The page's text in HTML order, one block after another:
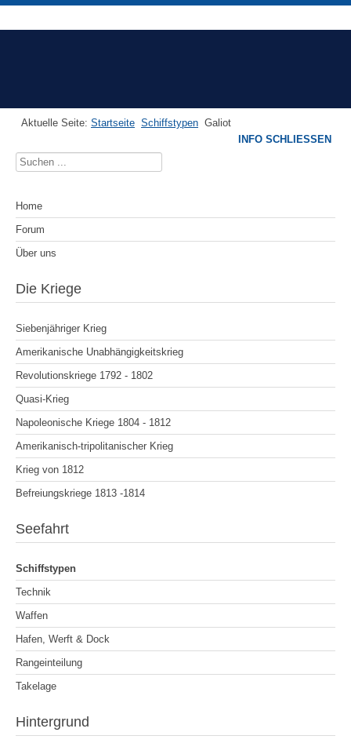
Aktuelle Seite: Startseite Schiffstypen Galiot
Suchen
Home
Forum
Über uns
Die Kriege
Siebenjähriger Krieg
Amerikanische Unabhängigkeitskrieg
Revolutionskriege 1792 - 1802
Quasi-Krieg
Napoleonische Kriege 1804 - 1812
Amerikanisch-tripolitanischer Krieg
Krieg von 1812
Befreiungskriege 1813 -1814
Seefahrt
Schiffstypen
Technik
Waffen
Hafen, Werft & Dock
Rangeinteilung
Takelage
Hintergrund
INFO SCHLIESSEN